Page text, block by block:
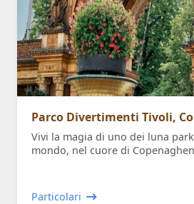
Parco Divertimenti Tivoli,
Vivi la magia di uno dei luna
mondo, nel cuore di Copenaghen
Particolari